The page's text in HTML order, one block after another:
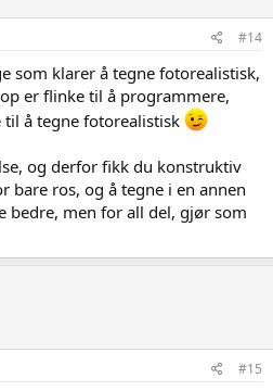
#14
som klarer å tegne fotorealistisk,
er flinke til å programmere,
til å tegne fotorealistisk
og derfor fikk du konstruktiv
bare ros, og å tegne i en annen
bedre, men for all del, gjør som
#15